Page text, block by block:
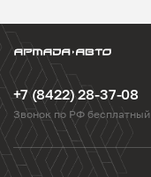
+7 (8422) 28-37-08
Звонок по РФ бесплатный